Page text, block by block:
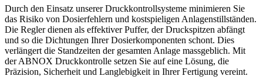
Durch den Einsatz unserer Druckkontrollsysteme minimieren Sie
das Risiko von Dosierfehlern und kostspieligen Anlagenstillständen.
Die Regler dienen als effektiver Puffer, der Druckspitzen abfängt
und so die Dichtungen Ihrer Dosierkomponenten schont. Dies
verlängert die Standzeiten der gesamten Anlage massgeblich. Mit
der ABNOX Druckkontrolle setzen Sie auf eine Lösung, die
Präzision, Sicherheit und Langlebigkeit in Ihrer Fertigung vereint.